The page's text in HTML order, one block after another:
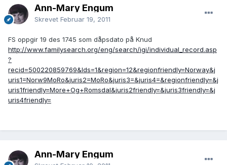
Ann-Mary Engum
Skrevet Februar 19, 2011
FS oppgir 19 des 1745 som dåpsdato på Knud
http://www.familysearch.org/eng/search/igi/individual_record.asp
?
recid=500220859769&lds=1&region=12&regionfriendly=Norway&j
uris1=Norw9MoRo&juris2=MoRo&juris3=&juris4=&regionfriendly=&j
uris1friendly=More+Og+Romsdal&juris2friendly=&juris3friendly=&j
uris4friendly=
Ann-Mary Engum